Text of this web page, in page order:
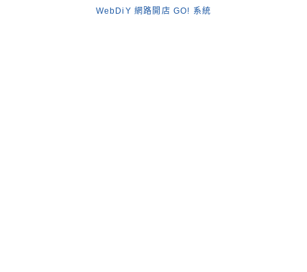
WebDiY 網路開店 GO! 系統